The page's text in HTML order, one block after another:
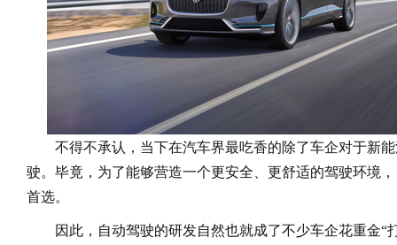
不得不承认，当下在汽车界最吃香的除了车企对于新
驶。毕竟，为了能够营造一个更安全、更舒适的驾驶环境
首选。
因此，自动驾驶的研发自然也就成了不少车企花重金“